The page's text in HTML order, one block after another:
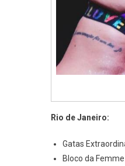
Rio de Janeiro:
Gatas
Bloco da